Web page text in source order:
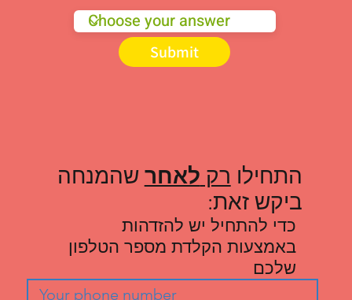
כדי להתחיל יש להזדהות
באמצעות הקלדת מספר הטלפון
שלכם
התחילו רק לאחר שהמנחה
ביקש זאת:
Submit